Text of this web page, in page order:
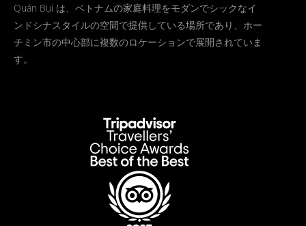
Quán Bụi は、ベトナムの家庭料理をモダンでシックなイ
ンドシナスタイルの空間で提供している場所であり、ホー
チミン市の中心部に複数のロケーションで展開されていま
す。